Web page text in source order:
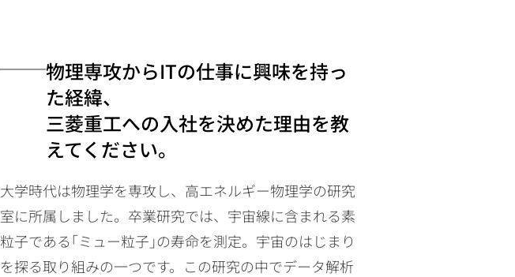
物理専攻からITの仕事に興味を持っ
た経緯、
三菱重工への入社を決めた理由を教
えてください。
大学時代は物理学を専攻し、高エネルギー物理学の研究
室に所属しました。卒業研究では、宇宙線に含まれる素
粒子である｢ミュー粒子｣の寿命を測定。宇宙のはじまり
を探る取り組みの一つです。この研究の中でデータ解析